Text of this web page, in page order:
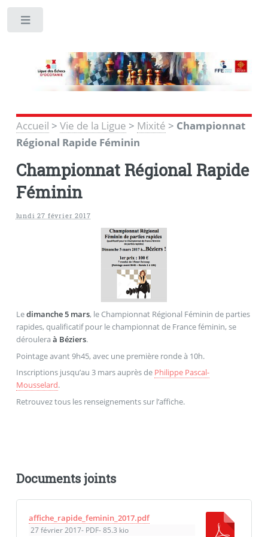
Accueil > Vie de la Ligue > Mixité > Championnat
Régional Rapide Féminin
Championnat Régional Rapide
Féminin
lundi 27 février 2017
Ledimanche 5 mars, le Championnat Régional Féminin de parties
rapides, qualificatif pour le championnat de France féminin, se
déroulera à Béziers.
Pointage avant 9h45, avec une première ronde à 10h.
Inscriptions jusqu’au 3 mars auprès de Philippe Pascal-
Mousselard.
Retrouvez tous les renseignements sur l’affiche.
Documents joints
affiche_rapide_feminin_2017.pdf
27 février 2017- PDF-85.3 kio